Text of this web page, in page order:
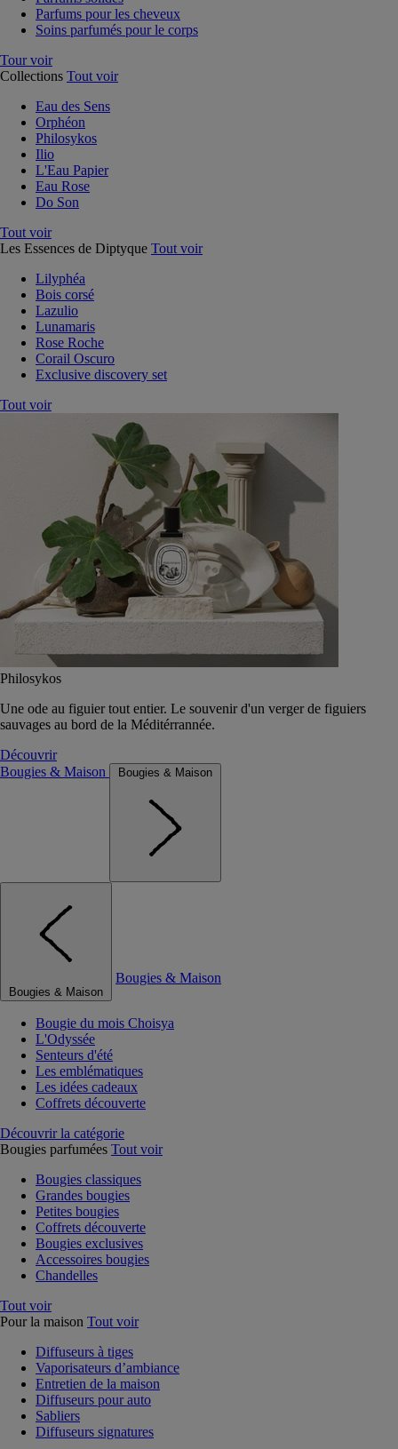
Parfums pour les cheveux
Soins parfumés pour le corps
Tour voir
Collections Tout voir
Eau des Sens
Orphéon
Philosykos
Ilio
L'Eau Papier
Eau Rose
Do Son
Tout voir
Les Essences de Diptyque Tout voir
Lilyphéa
Bois corsé
Lazulio
Lunamaris
Rose Roche
Corail Oscuro
Exclusive discovery set
Tout voir
Philosykos
Une ode au figuier tout entier. Le souvenir d'un verger de figuiers
sauvages au bord de la Méditérrannée.
Découvrir
Bougies & Maison
Bougies & Maison
Bougies & Maison
Bougies & Maison
Bougie du mois Choisya
L'Odyssée
Senteurs d'été
Les emblématiques
Les idées cadeaux
Coffrets découverte
Découvrir la catégorie
Bougies parfumées Tout voir
Bougies classiques
Grandes bougies
Petites bougies
Coffrets découverte
Bougies exclusives
Accessoires bougies
Chandelles
Tout voir
Pour la maison Tout voir
Diffuseurs à tiges
Vaporisateurs d’ambiance
Entretien de la maison
Diffuseurs pour auto
Sabliers
Diffuseurs signatures